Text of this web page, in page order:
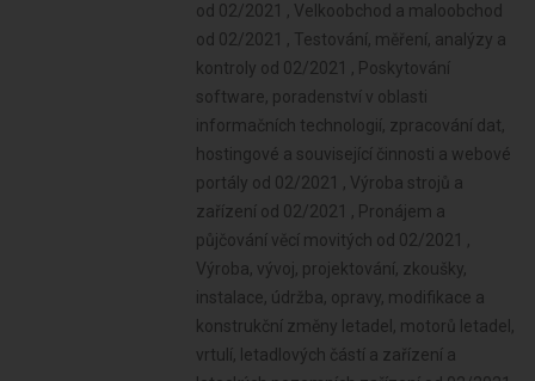
od 02/2021 , Velkoobchod a maloobchod
od 02/2021 , Testování, měření, analýzy a
kontroly od 02/2021 , Poskytování
software, poradenství v oblasti
informačních technologií, zpracování dat,
hostingové a související činnosti a webové
portály od 02/2021 , Výroba strojů a
zařízení od 02/2021 , Pronájem a
půjčování věcí movitých od 02/2021 ,
Výroba, vývoj, projektování, zkoušky,
instalace, údržba, opravy, modifikace a
konstrukční změny letadel, motorů letadel,
vrtulí, letadlových částí a zařízení a